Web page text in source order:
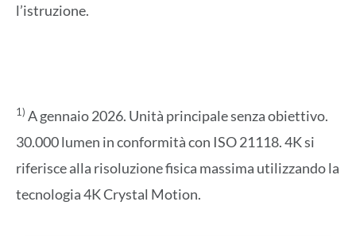
l’istruzione.
1) A gennaio 2026. Unità principale senza obiettivo.
30.000 lumen in conformità con ISO 21118. 4K si
riferisce alla risoluzione fisica massima utilizzando la
tecnologia 4K Crystal Motion.